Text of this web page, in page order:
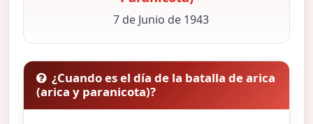
7 de Junio de 1943
¿Cuando es el día de la batalla de arica
(arica y paranicota)?